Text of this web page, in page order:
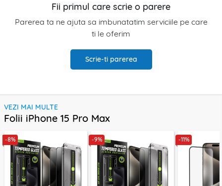
Fii primul care scrie o parere
Parerea ta ne ajuta sa imbunatatim serviciile pe care
ti le oferim
Scrie-ti parerea
VEZI MAI MULTE
Folii iPhone 15 Pro Max
-8% -9% -11%